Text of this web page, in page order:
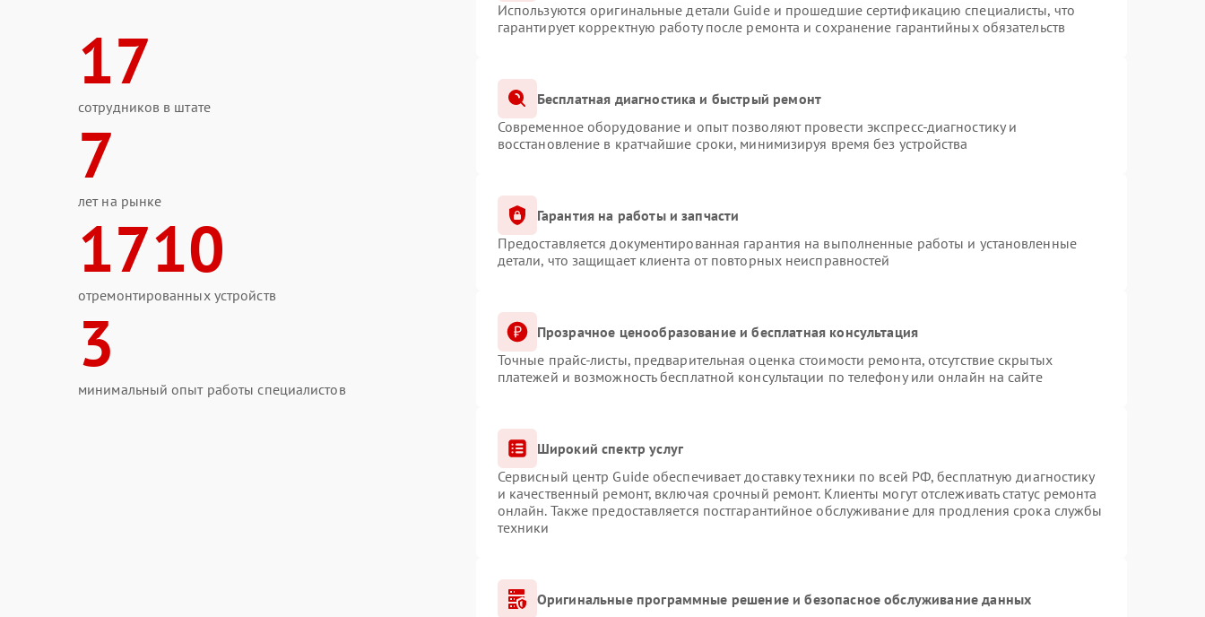
17
сотрудников в штате
7
лет на рынке
1710
отремонтированных устройств
3
минимальный опыт работы специалистов
Используются оригинальные детали Guide и прошедшие сертификацию специалисты, что
гарантирует корректную работу после ремонта и сохранение гарантийных обязательств
Бесплатная диагностика и быстрый ремонт
Современное оборудование и опыт позволяют провести экспресс-диагностику и
восстановление в кратчайшие сроки, минимизируя время без устройства
Гарантия на работы и запчасти
Предоставляется документированная гарантия на выполненные работы и установленные
детали, что защищает клиента от повторных неисправностей
Прозрачное ценообразование и бесплатная консультация
Точные прайс-листы, предварительная оценка стоимости ремонта, отсутствие скрытых
платежей и возможность бесплатной консультации по телефону или онлайн на сайте
Широкий спектр услуг
Сервисный центр Guide обеспечивает доставку техники по всей РФ, бесплатную диагностику
и качественный ремонт, включая срочный ремонт. Клиенты могут отслеживать статус ремонта
онлайн. Также предоставляется постгарантийное обслуживание для продления срока службы
техники
Оригинальные программные решение и безопасное обслуживание данных